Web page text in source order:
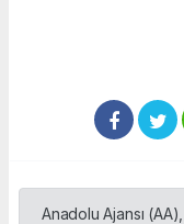
Anadolu Ajansı